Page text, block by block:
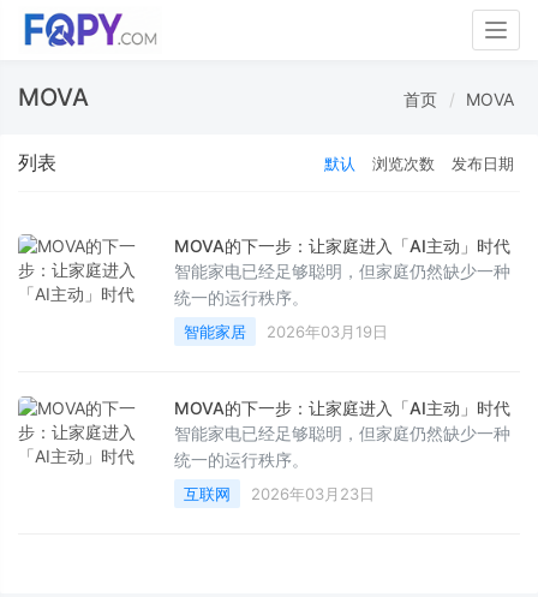
MOVA 首页 MOVA
列表 默认 浏览次数 发布日期
MOVA的下一步：让家庭进入「AI主动」时代
智能家电已经足够聪明，但家庭仍然缺少一种
统一的运行秩序。
智能家居 2026年03月19日
MOVA的下一步：让家庭进入「AI主动」时代
智能家电已经足够聪明，但家庭仍然缺少一种
统一的运行秩序。
互联网 2026年03月23日